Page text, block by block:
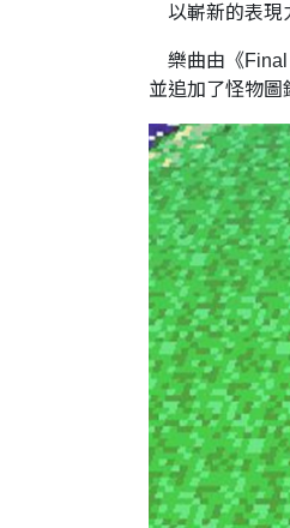
以嶄新的表現
樂曲由《Final
並追加了怪物圖